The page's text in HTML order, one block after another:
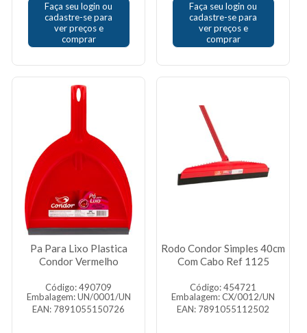
Faça seu login ou
cadastre-se para
ver preços e
comprar
Faça seu login ou
cadastre-se para
ver preços e
comprar
Pa Para Lixo Plastica
Condor Vermelho
Código: 490709
Embalagem: UN/0001/UN
EAN: 7891055150726
Rodo Condor Simples 40cm
Com Cabo Ref 1125
Código: 454721
Embalagem: CX/0012/UN
EAN: 7891055112502